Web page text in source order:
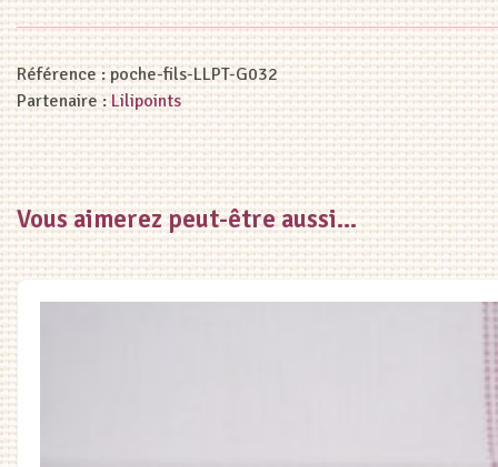
Référence :poche-fils-LLPT-G032
Partenaire :Lilipoints
Vous aimerez peut-être aussi…